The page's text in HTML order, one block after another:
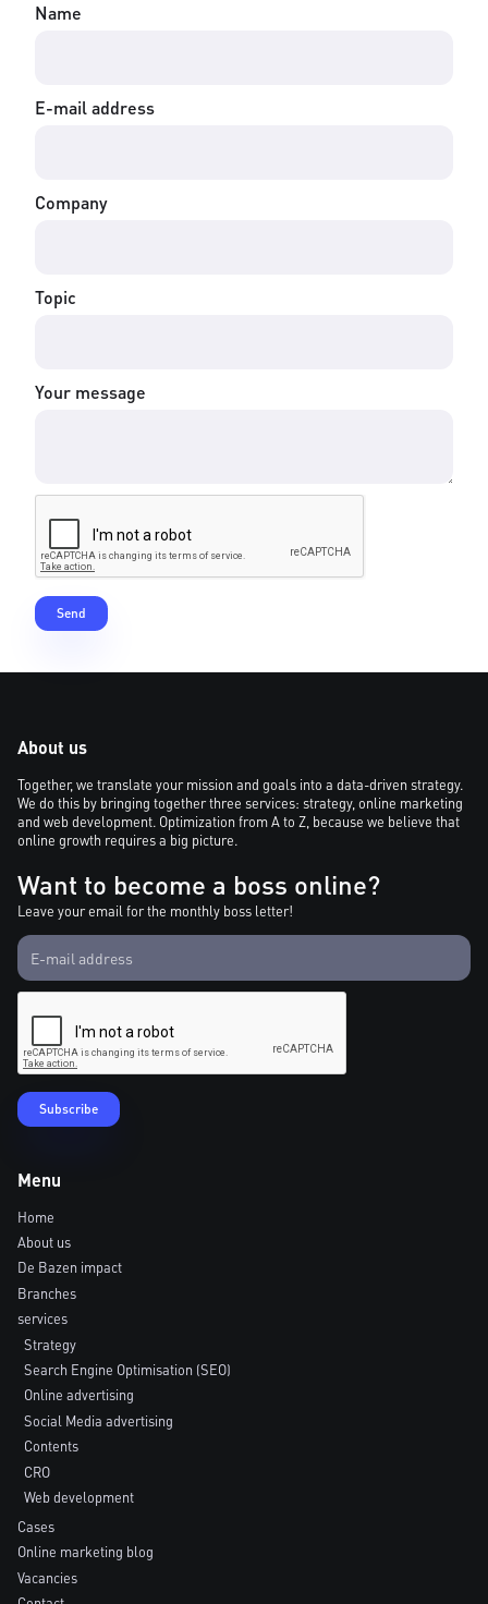
Name
E-mail address
Company
Topic
Your message
About us
Together, we translate your mission and goals into a data-driven strategy.
We do this by bringing together three services: strategy, online marketing
and web development. Optimization from A to Z, because we believe that
online growth requires a big picture.
Want to become a boss online?
Leave your email for the monthly boss letter!
Menu
Home
About us
De Bazen impact
Branches
services
Strategy
Search Engine Optimisation (SEO)
Online advertising
Social Media advertising
Contents
CRO
Web development
Cases
Online marketing blog
Vacancies